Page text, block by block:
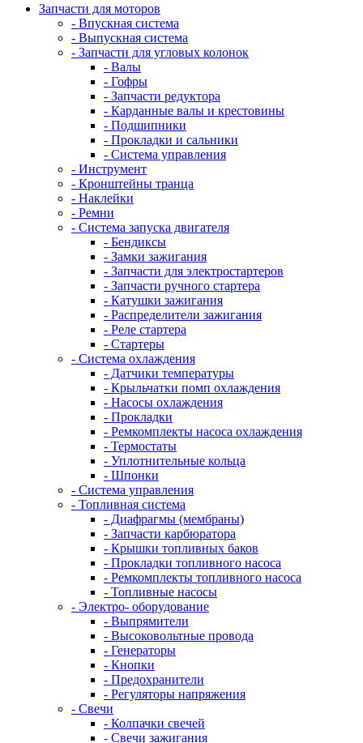
Запчасти для моторов
- Впускная система
- Выпускная система
- Запчасти для угловых колонок
- Валы
- Гофры
- Запчасти редуктора
- Карданные валы и крестовины
- Подшипники
- Прокладки и сальники
- Система управления
- Инструмент
- Кронштейны транца
- Наклейки
- Ремни
- Система запуска двигателя
- Бендиксы
- Замки зажигания
- Запчасти для электростартеров
- Запчасти ручного стартера
- Катушки зажигания
- Распределители зажигания
- Реле стартера
- Стартеры
- Система охлаждения
- Датчики температуры
- Крыльчатки помп охлаждения
- Насосы охлаждения
- Прокладки
- Ремкомплекты насоса охлаждения
- Термостаты
- Уплотнительные кольца
- Шпонки
- Система управления
- Топливная система
- Диафрагмы (мембраны)
- Запчасти карбюратора
- Крышки топливных баков
- Прокладки топливного насоса
- Ремкомплекты топливного насоса
- Топливные насосы
- Электро- оборудование
- Выпрямители
- Высоковольтные провода
- Генераторы
- Кнопки
- Предохранители
- Регуляторы напряжения
- Свечи
- Колпачки свечей
- Свечи зажигания